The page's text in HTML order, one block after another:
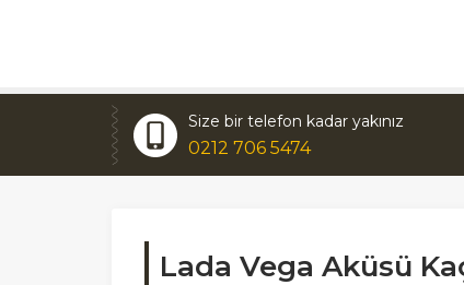
Size bir telefon kadar yakınız
0212 706 5474
Lada Vega Aküsü